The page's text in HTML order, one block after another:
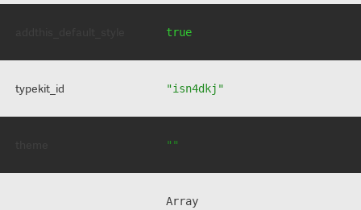
true
typekit_id "isn4dkj"
""
Array